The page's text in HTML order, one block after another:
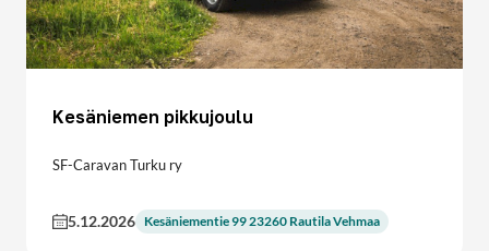
Kesäniemen pikkujoulu
SF-Caravan Turku ry
5.12.2026 Kesäniementie 99 23260 Rautila Vehmaa